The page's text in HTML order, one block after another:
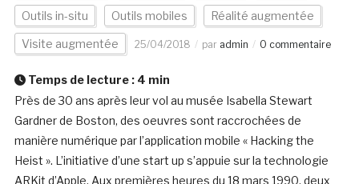
Outils in-situ Outils mobiles Réalité augmentée
Visite augmentée 25/04/2018 par admin 0 commentaire
Temps de lecture : 4 min
Près de 30 ans après leur vol au musée Isabella Stewart
Gardner de Boston, des oeuvres sont raccrochées de
manière numérique par l’application mobile « Hacking the
Heist ». L’initiative d’une start up s’appuie sur la technologie
ARKit d’Apple. Aux premières heures du 18 mars 1990, deux